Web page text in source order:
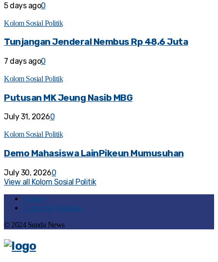
5 days ago0
Kolom Sosial Politik
Tunjangan Jenderal Nembus Rp 48,6 Juta
7 days ago0
Kolom Sosial Politik
Putusan MK Jeung Nasib MBG
July 31, 20260
Kolom Sosial Politik
Demo Mahasiswa LainPikeun Mumusuhan
July 30, 20260
View all Kolom Sosial Politik
Home
Susunan Redaksi
© 2024 Sunda News